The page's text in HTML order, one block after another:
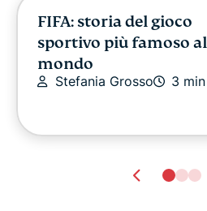
FIFA: storia del gioco
sportivo più famoso al
mondo
Stefania Grosso 3 min